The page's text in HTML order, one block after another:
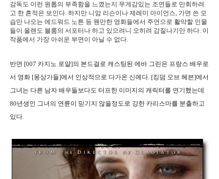
감독도 이런 원톱의 부족함을 느꼈는지 무게감있는 조연들로 만회하려
고 한 흔적은 보인다. 하지만 니암 리슨이나 제레미 아이언스, 가면 쓴 모
습만 나오는 에드워드 노튼 등 웬만한 영화들에서 주연으로 활약할 인물
들이 올랜도 블룸의 서포터나 하고 있으려니 오히려 감질나기만 하다. 이
작품에서 가장 아쉬운 부면이 아닐 수 없다.
반면 [007 카지노 로얄]의 본드걸로 캐스팅된 에바 그린은 프랑스 배우로
서 영화 [몽상가들]에서 인상적으로 다가온 신예다. [킹덤 오브 헤븐]에서
그녀는 다른 남자 배우들보다도 터프한 이미지의 캐릭터를 연기했는데
80년생인 그녀의 연륜이 믿기지 않을정도로 강한 카리스마를 분출하고
있다.